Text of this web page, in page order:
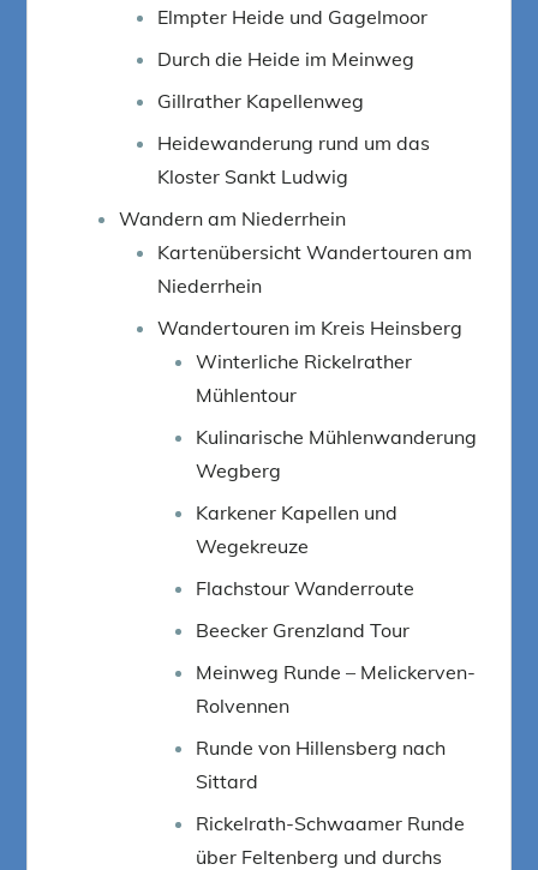
Elmpter Heide und Gagelmoor
Durch die Heide im Meinweg
Gillrather Kapellenweg
Heidewanderung rund um das
Kloster Sankt Ludwig
Wandern am Niederrhein
Kartenübersicht Wandertouren am
Niederrhein
Wandertouren im Kreis Heinsberg
Winterliche Rickelrather
Mühlentour
Kulinarische Mühlenwanderung
Wegberg
Karkener Kapellen und
Wegekreuze
Flachstour Wanderroute
Beecker Grenzland Tour
Meinweg Runde – Melickerven-
Rolvennen
Runde von Hillensberg nach
Sittard
Rickelrath-Schwaamer Runde
über Feltenberg und durchs